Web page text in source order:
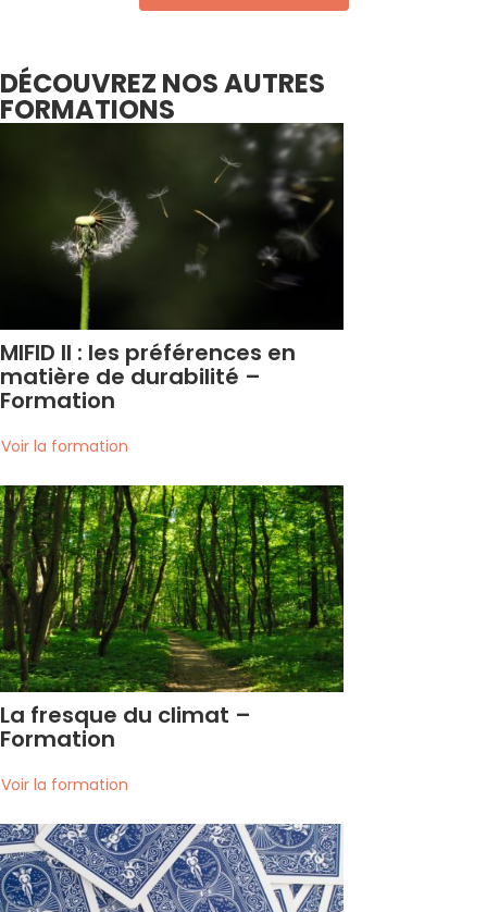
DÉCOUVREZ NOS AUTRES
FORMATIONS
MIFID II : les préférences en
matière de durabilité –
Formation
voir la formation
La fresque du climat –
Formation
voir la formation